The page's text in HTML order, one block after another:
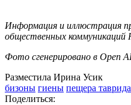
Информация и иллюстрация
общественных
Фото сгенерировано в Open
Разместила Ирина Усик
бизоны гиены пещера таврида
Поделиться: